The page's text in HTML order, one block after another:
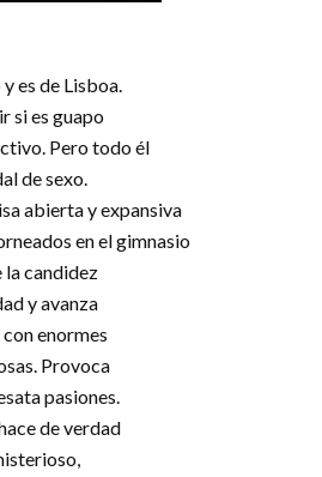
es de Lisboa.
si es guapo
Pero todo él
de sexo.
abierta y expansiva
en el gimnasio
candidez
y avanza
enormes
Provoca
pasiones.
de verdad